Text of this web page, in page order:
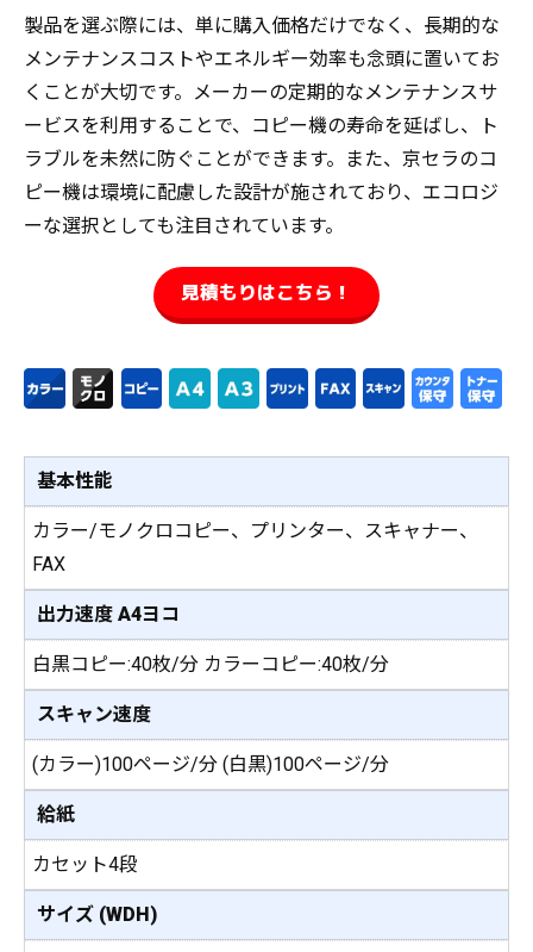
製品を選ぶ際には、単に購入価格だけでなく、長期的な
メンテナンスコストやエネルギー効率も念頭に置いてお
くことが大切です。メーカーの定期的なメンテナンスサ
ービスを利用することで、コピー機の寿命を延ばし、ト
ラブルを未然に防ぐことができます。また、京セラのコ
ピー機は環境に配慮した設計が施されており、エコロジ
ーな選択としても注目されています。
見積もりはこちら！
基本性能
カラー/モノクロコピー、プリンター、スキャナー、
FAX
出力速度 A4ヨコ
白黒コピー:40枚/分 カラーコピー:40枚/分
スキャン速度
(カラー)100ページ/分 (白黒)100ページ/分
給紙
カセット4段
サイズ (WDH)